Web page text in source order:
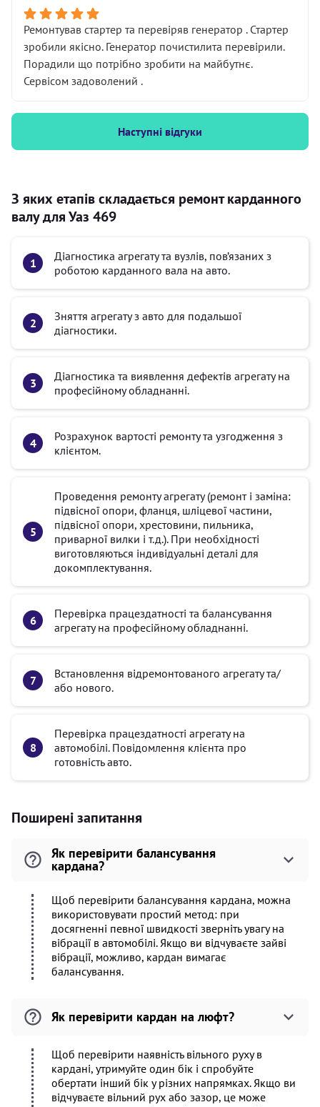
Ремонтував стартер та перевіряв генератор . Стартер
зробили якісно. Генератор почистилита перевірили.
Порадили що потрібно зробити на майбутнє.
Сервісом задоволений .
Наступні відгуки
З яких етапів складається ремонт карданного
валу для Уаз 469
Діагностика агрегату та вузлів, пов’язаних з
роботою карданного вала на авто.
Зняття агрегату з авто для подальшої
діагностики.
Діагностика та виявлення дефектів агрегату на
професійному обладнанні.
Розрахунок вартості ремонту та узгодження з
клієнтом.
Проведення ремонту агрегату (ремонт і заміна:
підвісної опори, фланця, шліцевої частини,
підвісної опори, хрестовини, пильника,
приварної вилки і т.д.). При необхідності
виготовляються індивідуальні деталі для
докомплектування.
Перевірка працездатності та балансування
агрегату на професійному обладнанні.
Встановлення відремонтованого агрегату та/
або нового.
Перевірка працездатності агрегату на
автомобілі. Повідомлення клієнта про
готовність авто.
Поширені запитання
Як перевірити балансування
кардана?
Щоб перевірити балансування кардана, можна
використовувати простий метод: при
досягненні певної швидкості зверніть увагу на
вібрації в автомобілі. Якщо ви відчуваєте зайві
вібрації, можливо, кардан вимагає
балансування.
Як перевірити кардан на люфт?
Щоб перевірити наявність вільного руху в
кардані, утримуйте один бік і спробуйте
обертати інший бік у різних напрямках. Якщо ви
відчуваєте вільний рух або зазор, це може